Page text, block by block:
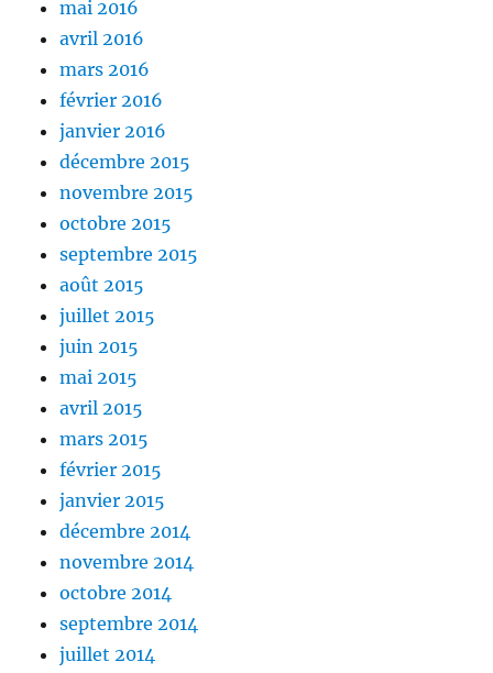
mai 2016
avril 2016
mars 2016
février 2016
janvier 2016
décembre 2015
novembre 2015
octobre 2015
septembre 2015
août 2015
juillet 2015
juin 2015
mai 2015
avril 2015
mars 2015
février 2015
janvier 2015
décembre 2014
novembre 2014
octobre 2014
septembre 2014
juillet 2014